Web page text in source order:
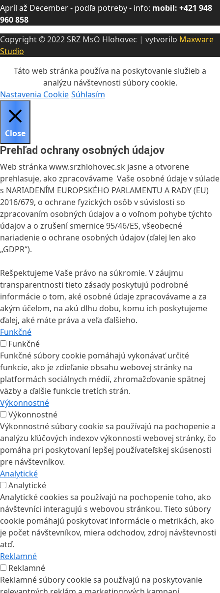
Apríl až December - podľa potreby - info: mobil: +421 948
960 858
Copyright © 2022 SRZ MsO Hlohovec | vytvorilo Maxware
Studio
Táto web stránka používa na poskytovanie služieb a
analýzu návštevnosti súbory cookie.
Nastavenia Cookie Súhlasím
Close
Prehľad ochrany osobných údajov
Web stránka www.srzhlohovec.sk jasne a otvorene
prehlasuje, ako zpracovávame Vaše osobné údaje v súlade
s NARIADENÍM EUROPSKÉHO PARLAMENTU A RADY (EU)
2016/679, o ochrane fyzických osôb v súvislosti so
zpracovaním osobných údajov a o voľnom pohybe týchto
údajov a o zrušení smernice 95/46/ES, všeobecné
nariadenie o ochrane osobných údajov (ďalej len ako
„GDPR“).
Rešpektujeme Vaše právo na súkromie. V záujmu
transparentnosti tieto zásady poskytujú podrobné
informácie o tom, aké osobné údaje zpracovávame a za
akým účelom, na akú dlhu dobu, komu ich poskytujeme
ďalej, aké máte práva a veľa ďalšieho.
Funkčné
Funkčné
Funkčné súbory cookie pomáhajú vykonávať určité
funkcie, ako je zdieľanie obsahu webovej stránky na
platformách sociálnych médií, zhromažďovanie spätnej
väzby a ďalšie funkcie tretích strán.
Výkonnostné
Výkonnostné
Výkonnostné súbory cookie sa používajú na pochopenie a
analýzu kľúčových indexov výkonnosti webovej stránky, čo
pomáha pri poskytovaní lepšej používateľskej skúsenosti
pre návštevníkov.
Analytické
Analytické
Analytické cookies sa používajú na pochopenie toho, ako
návštevníci interagujú s webovou stránkou. Tieto súbory
cookie pomáhajú poskytovať informácie o metrikách, ako
je počet návštevníkov, miera odchodov, zdroj návštevnosti
atď.
Reklamné
Reklamné
Reklamné súbory cookie sa používajú na poskytovanie